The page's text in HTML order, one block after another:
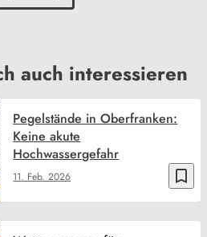
auch interessieren
bookmark_border
11. Feb. 2026
Pegelstände in Oberfranken:
Keine akute
Hochwassergefahr